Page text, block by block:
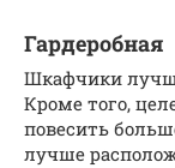
Гардеробная
Шкафчики
Кроме того,
повесить
лучше